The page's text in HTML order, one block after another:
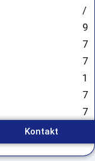
/
9
7
7
1
7
7
Kontakt